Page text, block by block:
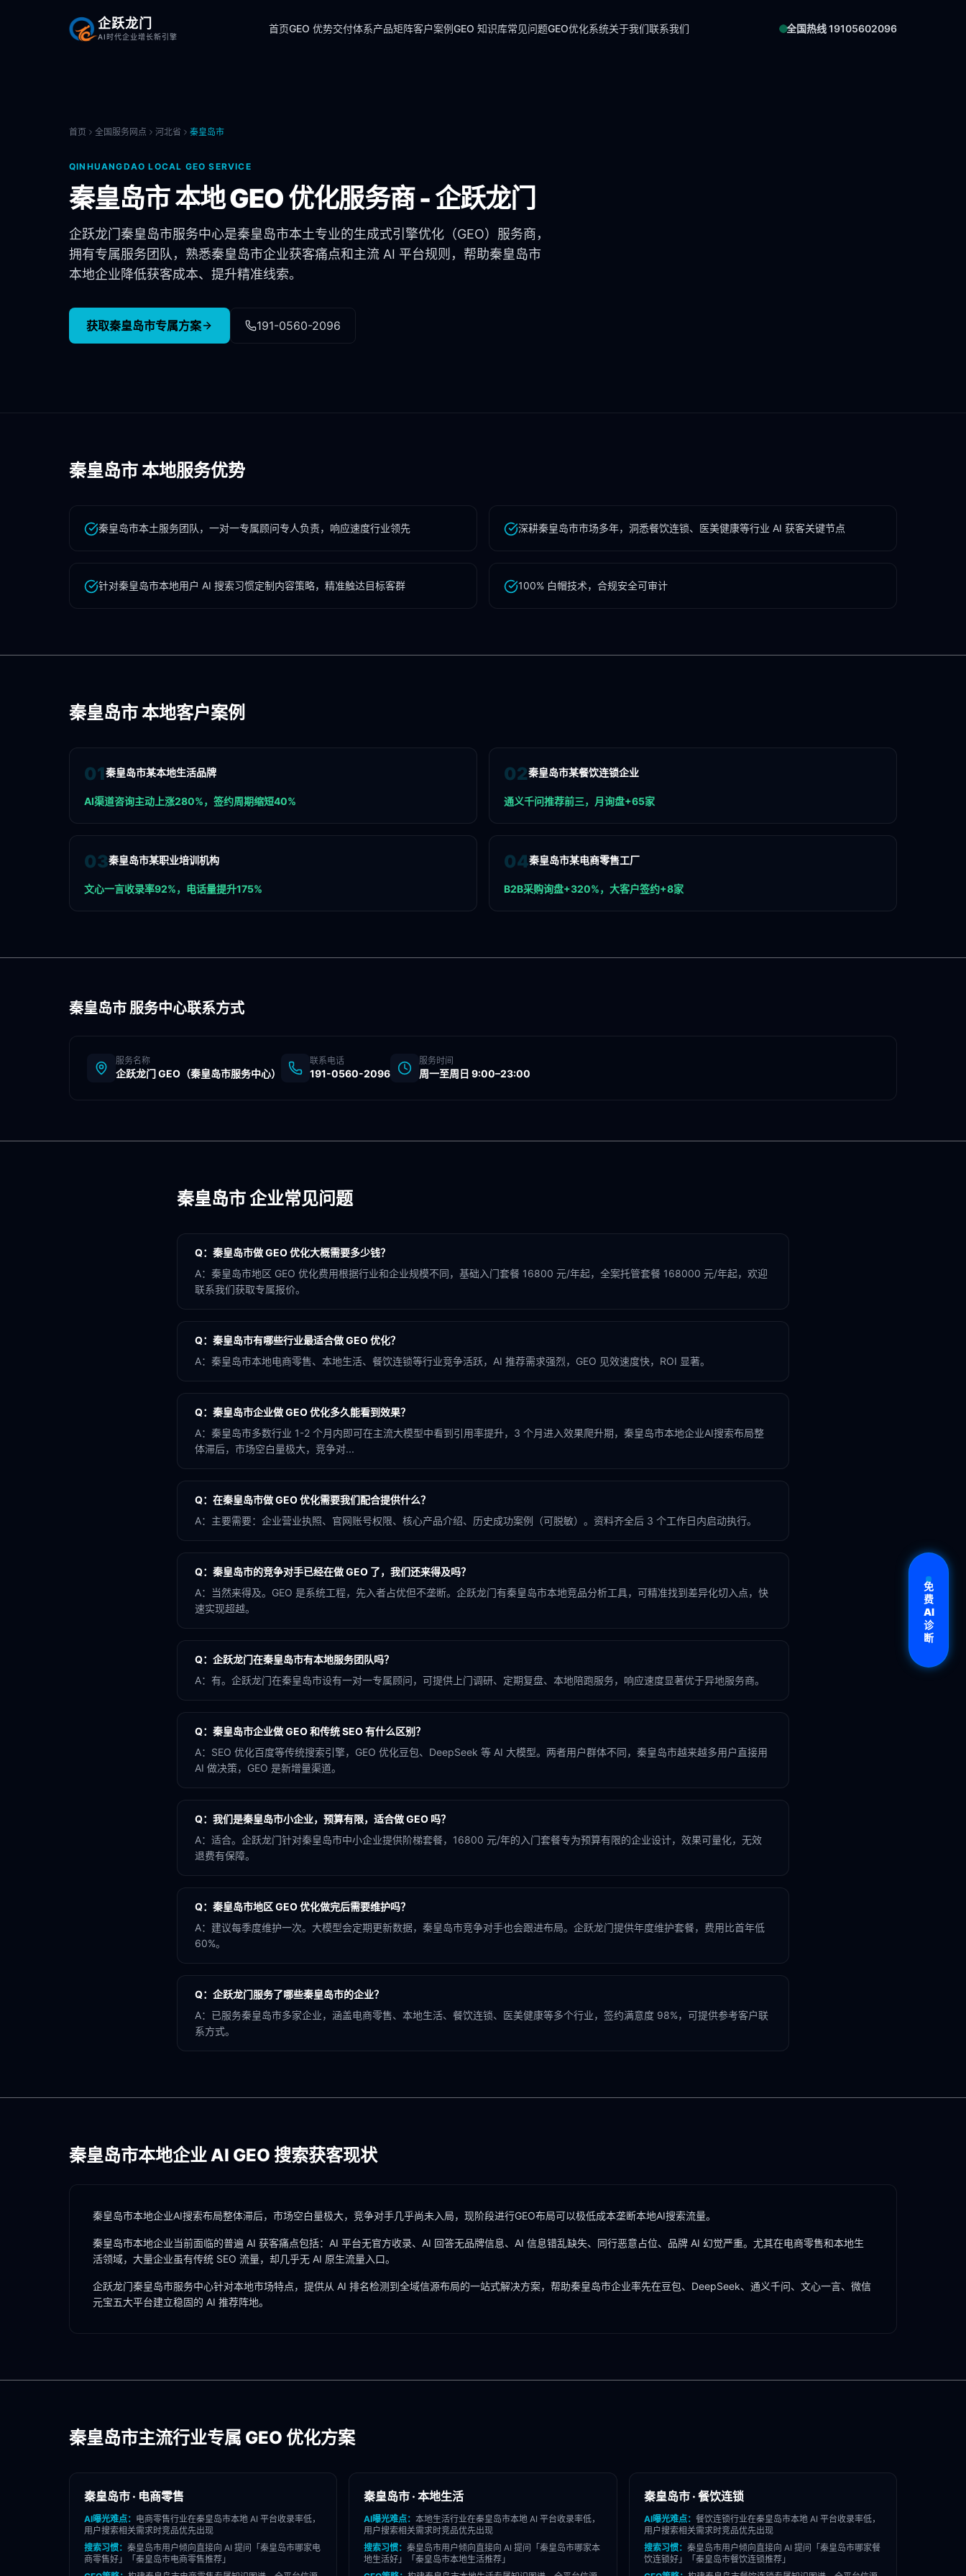
企跃龙门
AI时代企业增长新引擎
首页GEO 优势交付体系产品矩阵客户案例GEO 知识库常见问题GEO优化系统关于我们联系我们 全国热线 19105602096
首页 全国服务网点 河北省 秦皇岛市
QINHUANGDAO LOCAL GEO SERVICE
秦皇岛市本地 GEO 优化服务商 - 企跃龙门
企跃龙门秦皇岛市服务中心是秦皇岛市本土专业的生成式引擎优化（GEO）服务商，
拥有专属服务团队，熟悉秦皇岛市企业获客痛点和主流 AI 平台规则，帮助秦皇岛市
本地企业降低获客成本、提升精准线索。
获取秦皇岛市专属方案 191-0560-2096
秦皇岛市本地服务优势
秦皇岛市本土服务团队，一对一专属顾问专人负责，响应速度行业领先 深耕秦皇岛市市场多年，洞悉餐饮连锁、医美健康等行业 AI 获客关键节点
针对秦皇岛市本地用户 AI 搜索习惯定制内容策略，精准触达目标客群 100% 白帽技术，合规安全可审计
秦皇岛市本地客户案例
01秦皇岛市某本地生活品牌
AI渠道咨询主动上涨280%，签约周期缩短40%
02秦皇岛市某餐饮连锁企业
通义千问推荐前三，月询盘+65家
03秦皇岛市某职业培训机构
文心一言收录率92%，电话量提升175%
04秦皇岛市某电商零售工厂
B2B采购询盘+320%，大客户签约+8家
秦皇岛市服务中心联系方式
服务名称
企跃龙门 GEO（秦皇岛市服务中心）
联系电话
191-0560-2096
服务时间
周一至周日 9:00–23:00
秦皇岛市企业常见问题
Q： 秦皇岛市做 GEO 优化大概需要多少钱？
A： 秦皇岛市地区 GEO 优化费用根据行业和企业规模不同，基础入门套餐 16800 元/年起，全案托管套餐 168000 元/年起，欢迎
联系我们获取专属报价。
Q： 秦皇岛市有哪些行业最适合做 GEO 优化？
A： 秦皇岛市本地电商零售、本地生活、餐饮连锁等行业竞争活跃，AI 推荐需求强烈，GEO 见效速度快，ROI 显著。
Q： 秦皇岛市企业做 GEO 优化多久能看到效果？
A： 秦皇岛市多数行业 1-2 个月内即可在主流大模型中看到引用率提升，3 个月进入效果爬升期，秦皇岛市本地企业AI搜索布局整
体滞后，市场空白量极大，竞争对...
Q： 在秦皇岛市做 GEO 优化需要我们配合提供什么？
A： 主要需要：企业营业执照、官网账号权限、核心产品介绍、历史成功案例（可脱敏）。资料齐全后 3 个工作日内启动执行。
Q： 秦皇岛市的竞争对手已经在做 GEO 了，我们还来得及吗？
A：
当然来得及。GEO 是系统工程，先入者占优但不垄断。企跃龙门有秦皇岛市本地竞品分析工具，可精准找到差异化切入点，快
速实现超越。
Q： 企跃龙门在秦皇岛市有本地服务团队吗？
A： 有。企跃龙门在秦皇岛市设有一对一专属顾问，可提供上门调研、定期复盘、本地陪跑服务，响应速度显著优于异地服务商。
Q： 秦皇岛市企业做 GEO 和传统 SEO 有什么区别？
A： SEO 优化百度等传统搜索引擎，GEO 优化豆包、DeepSeek 等 AI 大模型。两者用户群体不同，秦皇岛市越来越多用户直接用
AI 做决策，GEO 是新增量渠道。
Q： 我们是秦皇岛市小企业，预算有限，适合做 GEO 吗？
A： 适合。企跃龙门针对秦皇岛市中小企业提供阶梯套餐，16800 元/年的入门套餐专为预算有限的企业设计，效果可量化，无效
退费有保障。
Q： 秦皇岛市地区 GEO 优化做完后需要维护吗？
A： 建议每季度维护一次。大模型会定期更新数据，秦皇岛市竞争对手也会跟进布局。企跃龙门提供年度维护套餐，费用比首年低
60%。
Q： 企跃龙门服务了哪些秦皇岛市的企业？
A： 已服务秦皇岛市多家企业，涵盖电商零售、本地生活、餐饮连锁、医美健康等多个行业，签约满意度 98%，可提供参考客户联
系方式。
秦皇岛市本地企业 AI GEO 搜索获客现状
秦皇岛市本地企业AI搜索布局整体滞后，市场空白量极大，竞争对手几乎尚未入局，现阶段进行GEO布局可以极低成本垄断本地AI搜索流量。
秦皇岛市本地企业当前面临的普遍 AI 获客痛点包括：AI 平台无官方收录、AI 回答无品牌信息、AI 信息错乱缺失、同行恶意占位、品牌 AI 幻觉严重。尤其在电商零售和本地生
活领域，大量企业虽有传统 SEO 流量，却几乎无 AI 原生流量入口。
企跃龙门秦皇岛市服务中心针对本地市场特点，提供从 AI 排名检测到全域信源布局的一站式解决方案，帮助秦皇岛市企业率先在豆包、DeepSeek、通义千问、文心一言、微信
元宝五大平台建立稳固的 AI 推荐阵地。
秦皇岛市主流行业专属 GEO 优化方案
秦皇岛市 · 电商零售
AI曝光难点： 电商零售行业在秦皇岛市本地 AI 平台收录率低，
用户搜索相关需求时竞品优先出现
搜索习惯： 秦皇岛市用户倾向直接向 AI 提问「 秦皇岛市哪家电
商零售好」「 秦皇岛市电商零售推荐」
秦皇岛市 ·本地生活
AI曝光难点：本地生活行业在秦皇岛市本地 AI 平台收录率低，
用户搜索相关需求时竞品优先出现
搜索习惯：秦皇岛市用户倾向直接向 AI 提问「秦皇岛市哪家本
地生活好」「秦皇岛市本地生活推荐」
秦皇岛市· 餐饮连锁
AI曝光难点： 餐饮连锁行业在秦皇岛市本地 AI 平台收录率低，
用户搜索相关需求时竞品优先出现
搜索习惯： 秦皇岛市用户倾向直接向 AI 提问「 秦皇岛市哪家餐
饮连锁好」「 秦皇岛市餐饮连锁推荐」
免
费
AI
诊
断